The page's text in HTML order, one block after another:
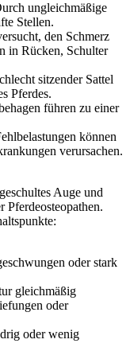
ungleichmäßige
Stellen.
den Schmerz
in Rücken, Schulter
sitzender Sattel
Pferdes.
führen zu einer
können
verursachen.
Auge und
Pferdeosteopathen.
oder stark
gleichmäßig
oder
oder wenig